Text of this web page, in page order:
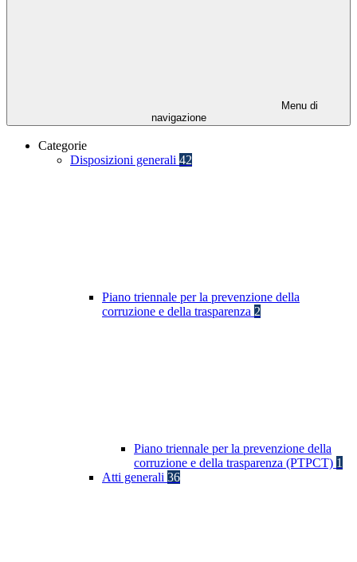
Menu di
navigazione
Categorie
Disposizioni generali 42
Piano triennale per la prevenzione della
corruzione e della trasparenza 2
Piano triennale per la prevenzione della
corruzione e della trasparenza (PTPCT) 1
Atti generali 36